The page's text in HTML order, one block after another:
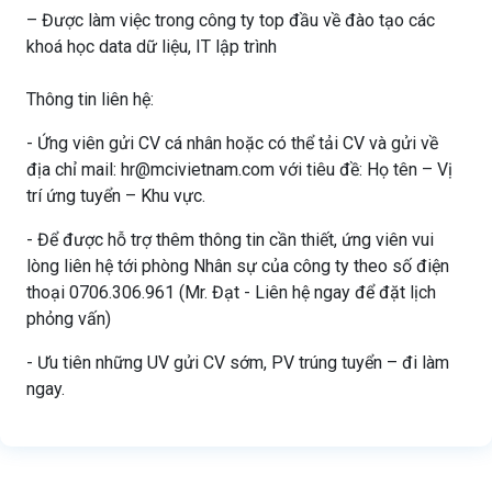
– Được làm việc trong công ty top đầu về đào tạo các
khoá học data dữ liệu, IT lập trình
Thông tin liên hệ:
- Ứng viên gửi CV cá nhân hoặc có thể tải CV và gửi về
địa chỉ mail: hr@mcivietnam.com với tiêu đề: Họ tên – Vị
trí ứng tuyển – Khu vực.
- Để được hỗ trợ thêm thông tin cần thiết, ứng viên vui
lòng liên hệ tới phòng Nhân sự của công ty theo số điện
thoại 0706.306.961 (Mr. Đạt - Liên hệ ngay để đặt lịch
phỏng vấn)
- Ưu tiên những UV gửi CV sớm, PV trúng tuyển – đi làm
ngay.